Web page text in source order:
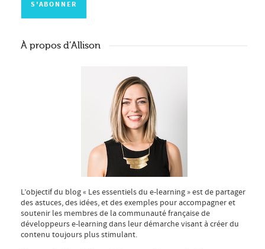
À propos d’Allison
L’objectif du blog « Les essentiels du e-learning » est de partager
des astuces, des idées, et des exemples pour accompagner et
soutenir les membres de la communauté française de
développeurs e-learning dans leur démarche visant à créer du
contenu toujours plus stimulant.